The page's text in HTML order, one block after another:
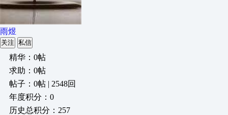
雨煜
关注 私信
精华：0帖
求助：0帖
帖子：0帖 | 2548回
年度积分：0
历史总积分：257